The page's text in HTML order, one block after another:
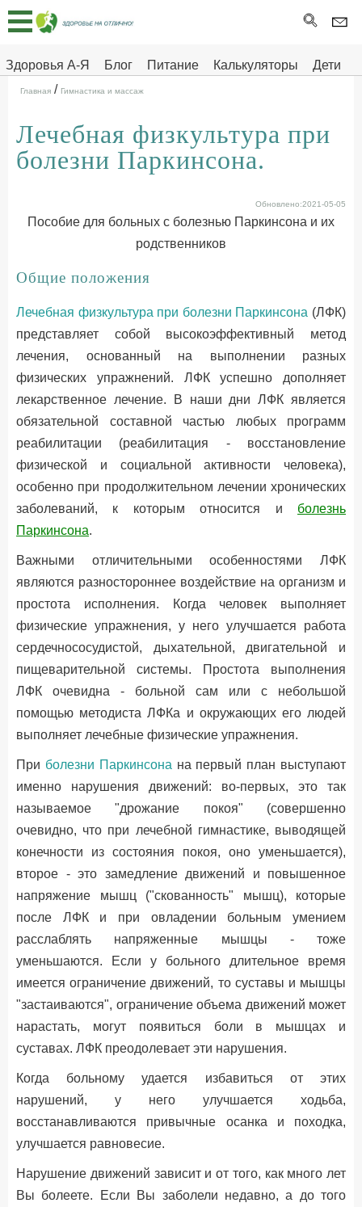
Здоровья А-Я Блог Питание Калькуляторы
Дети
Здоровье на отлично
Главная
Тесты
Про
ДЕТЯМ
Главная / Гимнастика и массаж
Лечебная физкультура при
болезни Паркинсона.
Обновлено:2021-05-05
Пособие для больных с болезнью Паркинсона и их
родственников
Общие положения
Лечебная физкультура при болезни Паркинсона (ЛФК)
представляет собой высокоэффективный метод
лечения, основанный на выполнении разных
физических упражнений. ЛФК успешно дополняет
лекарственное лечение. В наши дни ЛФК является
обязательной составной частью любых программ
реабилитации (реабилитация - восстановление
физической и социальной активности человека),
особенно при продолжительном лечении хронических
заболеваний, к которым относится и болезнь
Паркинсона.
Важными отличительными особенностями ЛФК
являются разностороннее воздействие на организм и
простота исполнения. Когда человек выполняет
физические упражнения, у него улучшается работа
сердечнососудистой, дыхательной, двигательной и
пищеварительной системы. Простота выполнения
ЛФК очевидна - больной сам или с небольшой
помощью методиста ЛФКа и окружающих его людей
выполняет лечебные физические упражнения.
При болезни Паркинсона на первый план выступают
именно нарушения движений: во-первых, это так
называемое "дрожание покоя" (совершенно
очевидно, что при лечебной гимнастике, выводящей
конечности из состояния покоя, оно уменьшается),
второе - это замедление движений и повышенное
напряжение мышц ("скованность" мышц), которые
после ЛФК и при овладении больным умением
расслаблять напряженные мышцы - тоже
уменьшаются. Если у больного длительное время
имеется ограничение движений, то суставы и мышцы
"застаиваются", ограничение объема движений может
нарастать, могут появиться боли в мышцах и
суставах. ЛФК преодолевает эти нарушения.
Когда больному удается избавиться от этих
нарушений, у него улучшается ходьба,
восстанавливаются привычные осанка и походка,
улучшается равновесие.
Нарушение движений зависит и от того, как много лет
Вы болеете. Если Вы заболели недавно, а до того